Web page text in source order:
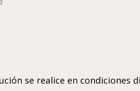
se realice en condiciones